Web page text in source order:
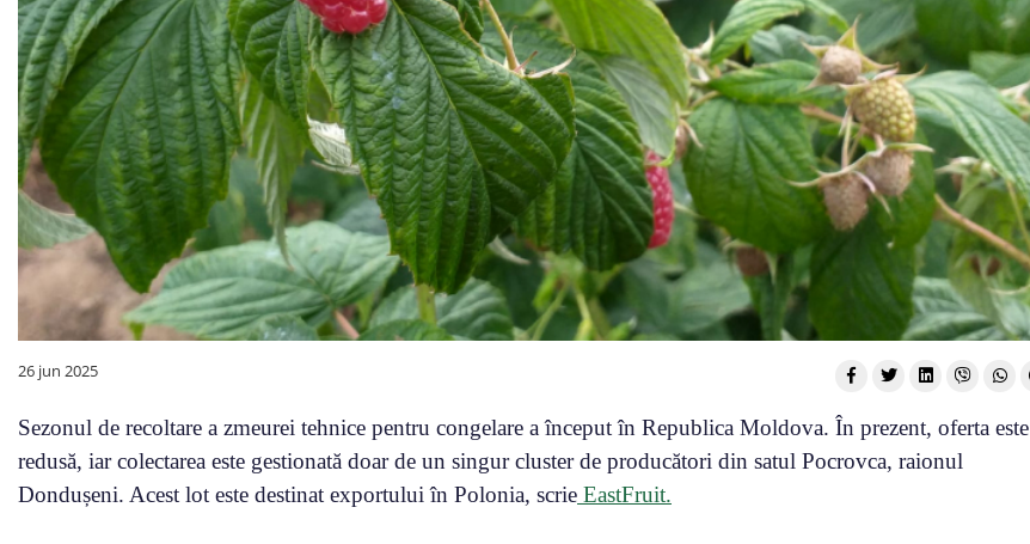
26 jun 2025
Sezonul de recoltare a zmeurei tehnice pentru congelare a început în Republica Moldova. În prezent, oferta este
redusă, iar colectarea este gestionată doar de un singur cluster de producători din satul Pocrovca, raionul
Dondușeni. Acest lot este destinat exportului în Polonia, scrie EastFruit.